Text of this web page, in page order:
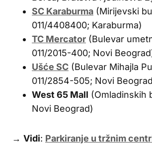
SC Karaburma (Mirijevski
011/4408400; Karaburma)
TC Mercator (Bulevar
011/2015-400; Novi
Ušće SC (Bulevar Mihajla
011/2854-505; Novi
West 65 Mall (Omladinskih
Novi Beograd)
→ Vidi: Parkiranje u tržnim